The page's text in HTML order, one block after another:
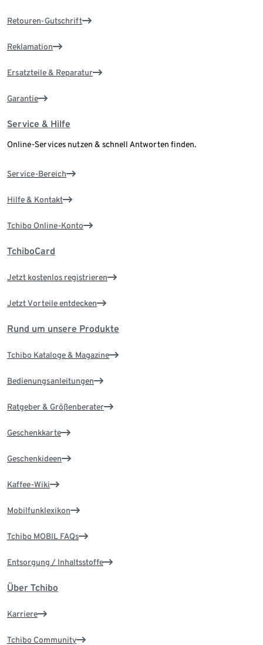
Retouren-Gutschrift
Reklamation
Ersatzteile & Reparatur
Garantie
Service & Hilfe
Online-Services nutzen & schnell Antworten finden.
Service-Bereich
Hilfe & Kontakt
Tchibo Online-Konto
TchiboCard
Jetzt kostenlos registrieren
Jetzt Vorteile entdecken
Rund um unsere Produkte
Tchibo Kataloge & Magazine
Bedienungsanleitungen
Ratgeber & Größenberater
Geschenkkarte
Geschenkideen
Kaffee-Wiki
Mobilfunklexikon
Tchibo MOBIL FAQs
Entsorgung / Inhaltsstoffe
Über Tchibo
Karriere
Tchibo Community